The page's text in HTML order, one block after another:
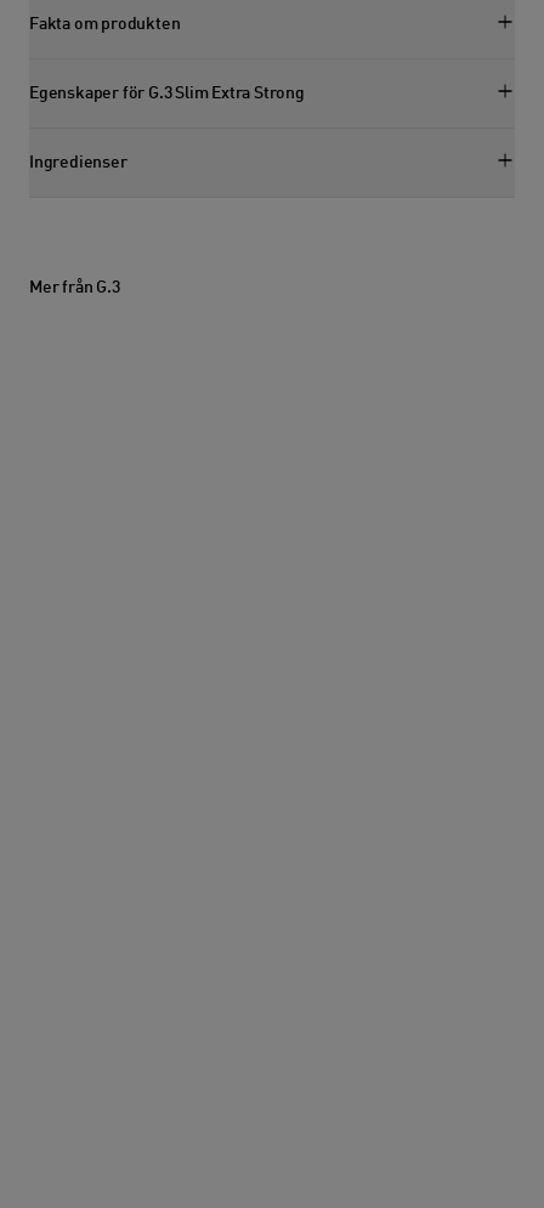
Fakta om produkten
Visa faktasektion
Egenskaper för G.3 Slim Extra Strong
Visa egenskapssektion
Ingredienser
Visa ingredienssektion
Mer från G.3